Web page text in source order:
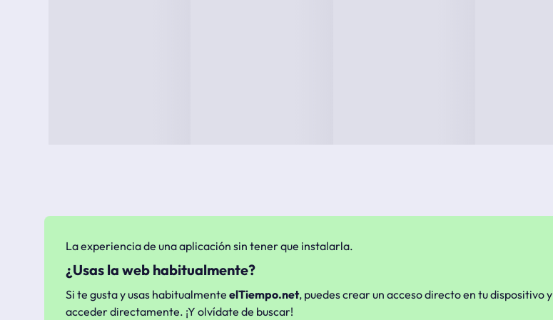
La experiencia de una aplicación sin tener que instalarla.
¿Usas la web habitualmente?
Si te gusta y usas habitualmente elTiempo.net, puedes crear un acceso directo en tu dispositivo y
acceder directamente. ¡Y olvídate de buscar!